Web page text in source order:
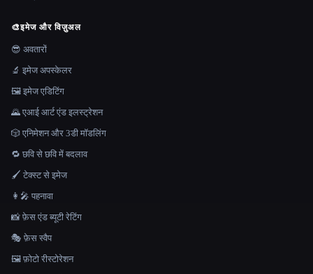
🎨इमेज और विज़ुअल
😎 अवतारों
🔬 इमेज अपस्केलर
🖼️ इमेज एडिटिंग
🌄 एआई आर्ट एंड इलस्ट्रेशन
🎲 एनिमेशन और 3डी मॉडलिंग
🔁 छवि से छवि में बदलाव
🖌️ टेक्स्ट से इमेज
👩‍🎤 पहनावा
📸 फ़ेस एंड ब्यूटी रेटिंग
🎭 फ़ेस स्वैप
🖼️ फ़ोटो रीस्टोरेशन